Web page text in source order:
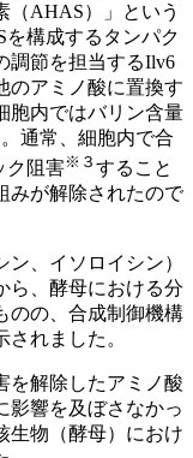
（AHAS）」という
構成するタンパク
調節を担当するIlv6
のアミノ酸に置換す
胞内ではバリン含量
通常、細胞内で合
ク阻害※３ すること
みが解除されたので
、イソロイシン）
ら、酵母における分
のの、合成制御機構
れました。
解除したアミノ酸
影響を及ぼさなかっ
生物（酵母）におけ